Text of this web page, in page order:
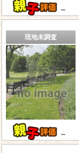
－
現地未調査
－